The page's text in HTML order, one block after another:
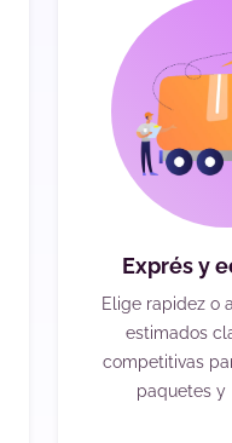
Exprés y
Elige rapidez o
estimados
competitivas
paquetes y